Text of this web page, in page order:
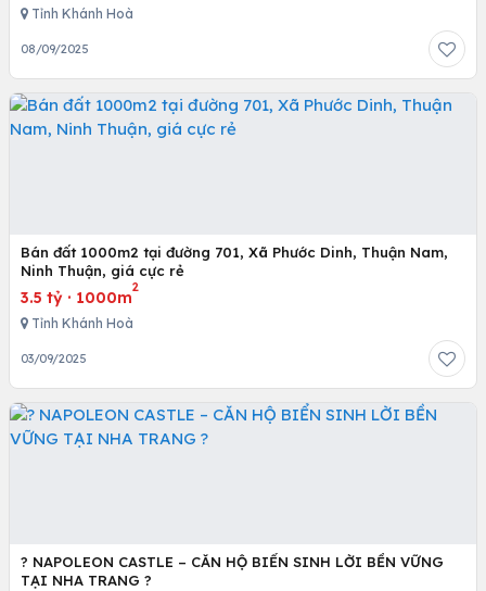
Tỉnh Khánh Hoà
08/09/2025
Bán đất 1000m2 tại đường 701, Xã Phước Dinh, Thuận Nam,
Ninh Thuận, giá cực rẻ
3.5 tỷ · 1000m
2
Tỉnh Khánh Hoà
03/09/2025
? NAPOLEON CASTLE – CĂN HỘ BIỂN SINH LỜI BỀN VỮNG
TẠI NHA TRANG ?